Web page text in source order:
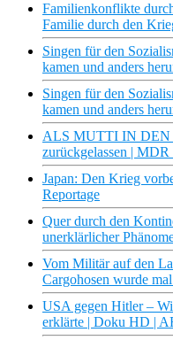
Familienkonflikte
Familie durch den
Singen für den
kamen und anders
Singen für den
kamen und anders
ALS MUTTI IN DEN
zurückgelassen |
Japan: Den Krieg
Reportage
Quer durch den
unerklärlicher
Vom Militär auf den
Cargohosen wurde
USA gegen Hitler –
erklärte | Doku HD |